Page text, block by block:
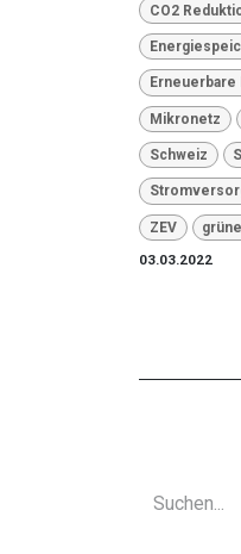
CO2
Erneuerbare
Mikronetz
Schweiz
ZEV
03.03.2022